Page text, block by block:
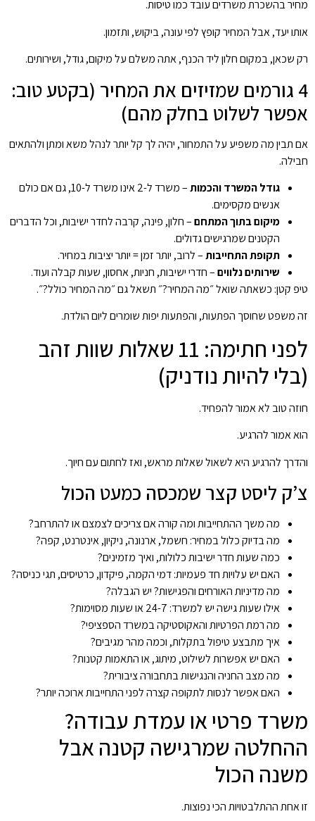
מחיר בהשכרת משרדים עובד כמו טיסות.
אותו יעד, אבל המחיר קופץ לפי עונה, ביקוש, ותזמון.
רק שכאן, במקום חלון ליד הכנף, אתה משלם על מיקום, גודל, ושירותים.
4 גורמים שמזיזים את המחיר (בקטע טוב:
אפשר לשלוט בחלק מהם)
אם תבין מה משפיע על התמחור, יהיה לך קל יותר לנהל משא ומתן ולהתאים
חבילה.
גודל המשרד והכמות
– משרד ל-2 אינו משרד ל-10, גם אם כולם
אנשים מקסימים.
מיקום בתוך המתחם– חלון, פינה, קרבה לחדר ישיבות, וכל הדברים
הקטנים שמרגישים גדולים.
תקופת התחייבות– לרוב, יותר זמן = יותר יציבות במחיר.
שירותים נלווים– חדרי ישיבות, חניות, אחסון, שעות קבלה ועוד.
טיפ קטן: כשאתה שואל ״מה המחיר?״ תשאל גם ״מה המחיר כולל?״.
זה משפט שחוסך הפתעות, והפתעות יפות שומרים ליום הולדת.
לפני חתימה: 11 שאלות שוות זהב
(בלי להיות נודניק)
חוזה טוב לא אמור להפחיד.
הוא אמור להרגיע.
והדרך להרגיע היא לשאול שאלות מראש, ואז לחתום עם חיוך.
צ’ק ליסט קצר שמכסה כמעט הכול
מה משך ההתחייבות ומה קורה אם צריכים לצמצם או להתרחב?
מה בדיוק כלול במחיר: חשמל, ארנונה, ניקיון, אינטרנט, קפה?
כמה שעות חדר ישיבות כלולות, ואיך מזמינים?
האם יש עלויות חד פעמיות: דמי הקמה, פיקדון, כרטיסים, תגי כניסה?
מה מדיניות האורחים והפגישות? יש הגבלה?
אילו שעות גישה יש למשרד: 24-7 או שעות מסוימות?
מה רמת הפרטיות והאקוסטיקה במשרד הספציפי?
איך מתבצע טיפול בתקלות, וכמה מהר מגיבים?
האם יש אפשרות לשילוט, מיתוג, או התאמות קטנות?
מה מצב החניה והנגישות בתחבורה ציבורית?
האם אפשר לנסות לתקופה קצרה לפני התחייבות ארוכה יותר?
משרד פרטי או עמדת עבודה?
ההחלטה שמרגישה קטנה אבל
משנה הכול
זו אחת ההתלבטויות הכי נפוצות.